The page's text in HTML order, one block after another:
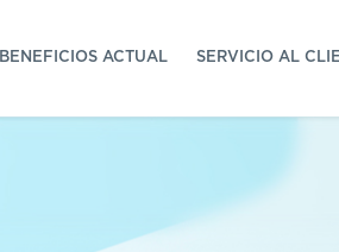
BENEFICIOS ACTUAL SERVICIO AL